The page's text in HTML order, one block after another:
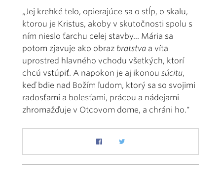
„Jej krehké telo, opierajúce sa o stĺp, o skalu,
ktorou je Kristus, akoby v skutočnosti spolu s
ním nieslo ťarchu celej stavby... Mária sa
potom zjavuje ako obraz bratstva a víta
uprostred hlavného vchodu všetkých, ktorí
chcú vstúpiť. A napokon je aj ikonou súcitu,
keď bdie nad Božím ľudom, ktorý sa so svojimi
radosťami a bolesťami, prácou a nádejami
zhromažďuje v Otcovom dome, a chráni ho."